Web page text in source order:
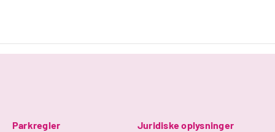
Parkregler Juridiske oplysninger